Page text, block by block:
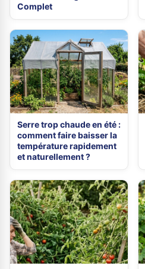
Complet
Serre trop chaude en été :
comment faire baisser la
température rapidement
et naturellement ?